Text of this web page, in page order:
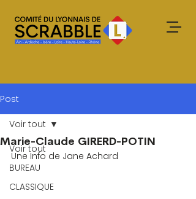
Post
Voir tout
BUREAU
CLASSIQUE
Voir tout
Marie-Claude GIRERD-POTIN
Une Info de Jane Achard